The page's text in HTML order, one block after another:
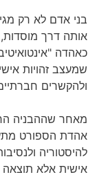
בני אדם לא רק
אותה דרך
כאהדה
שמעצב זהויות
ולהקשרים
מאחר שההבניה
אהדת הספורט
להיסטוריה
אישית אלא תוצאה